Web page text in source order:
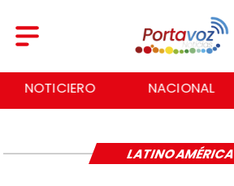
NOTICIERO NACIONAL
LATINOAMÉRICA